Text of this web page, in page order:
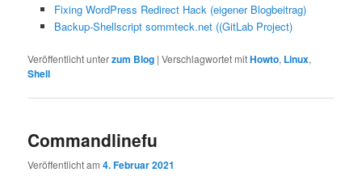
Fixing WordPress Redirect Hack (eigener Blogbeitrag)
Backup-Shellscript sommteck.net ((GitLab Project)
Veröffentlicht unterzum Blog |Verschlagwortet mitHowto, Linux,
Shell
Commandlinefu
Veröffentlicht am4. Februar 2021